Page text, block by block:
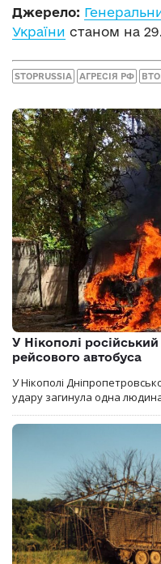
Джерело:
України станом на
STOPRUSSIA АГРЕСІЯ РФ
У Нікополі
рейсового автобуса
У Нікополі
удару загинула одна